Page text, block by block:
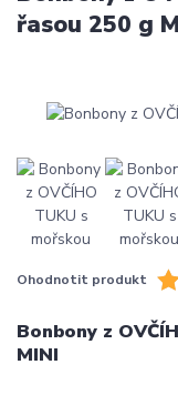
řasou 250 g
Ohodnotit produkt
Bonbony z
MINI